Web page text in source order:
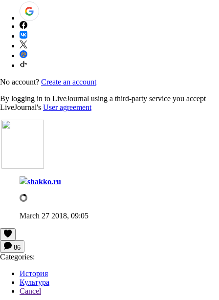
No account? Create an account
By logging in to LiveJournal using a third-party service you accept
LiveJournal's User agreement
shakko.ru
March 27 2018, 09:05
86
Categories:
История
Культура
Cancel